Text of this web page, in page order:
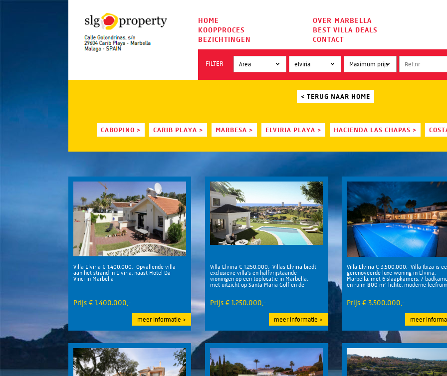
HOME
KOOPPROCES
BEZICHTINGEN
OVER MARBELLA
BEST VILLA DEALS
CONTACT
FILTER
< TERUG NAAR HOME
CABOPINO > CARIB PLAYA > MARBESA > ELVIRIA PLAYA > HACIENDA LAS CHAPAS >
Villa Elviria € 1.400.000,- Opvallende villa
aan het strand in Elviria, naast Hotel Da
Vinci in Marbella
Prijs € 1.400.000,-
meer informatie
Villa Elviria € 1.250.000,- Villas Elviria biedt
exclusieve villa's en halfvrijstaande
woningen op een toplocatie in Marbella,
met uitzicht op Santa María Golf en de
Prijs € 1.250.000,-
meer informatie
Villa Elviria € 3.500.000,- Villa Ibiza is
gerenoveerde luxe woning in Elviria,
Marbella, met 6 slaapkamers, 7
en ruim 800 m² lichte, moderne
Prijs € 3.500.000,-
meer